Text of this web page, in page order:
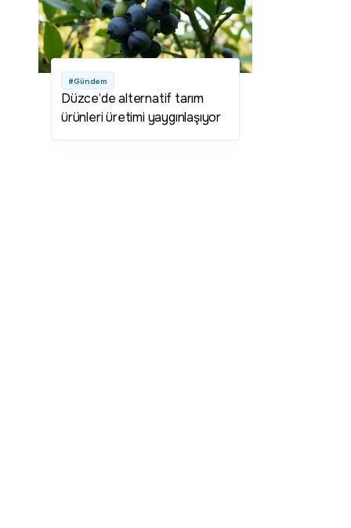
#Gündem
Düzce’de alternatif tarım
ürünleri üretimi yaygınlaşıyor